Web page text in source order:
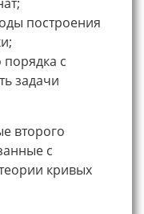
построения
с
задачи
второго
с
кривых